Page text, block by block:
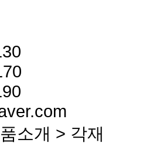
소개 > 각재